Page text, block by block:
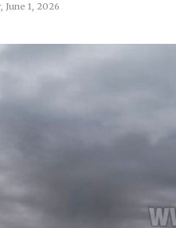
, June 1, 2026